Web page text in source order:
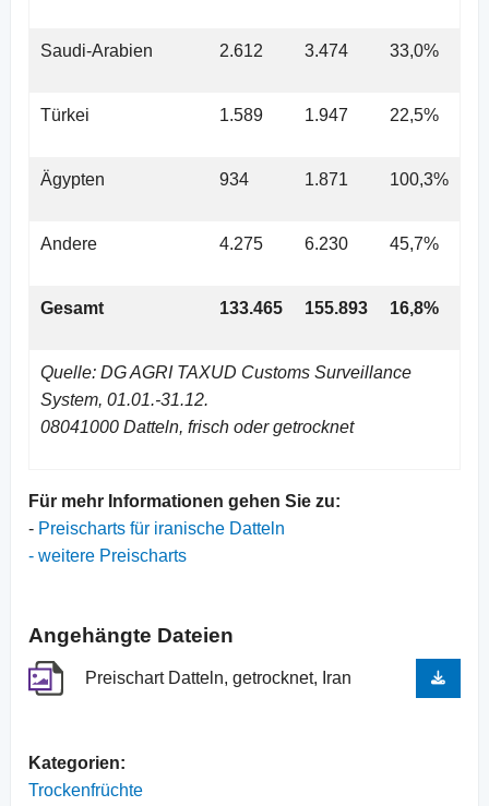
Saudi-Arabien 2.612 3.474 33,0%
Türkei 1.589 1.947 22,5%
Ägypten 934 1.871 100,3%
Andere 4.275 6.230 45,7%
Gesamt 133.465 155.893 16,8%
Quelle: DG AGRI TAXUD Customs Surveillance
System, 01.01.-31.12.
08041000 Datteln, frisch oder getrocknet
Für mehr Informationen gehen Sie zu:
- Preischarts für iranische Datteln
- weitere Preischarts
Angehängte Dateien
Preischart Datteln, getrocknet, Iran
Kategorien:
Trockenfrüchte